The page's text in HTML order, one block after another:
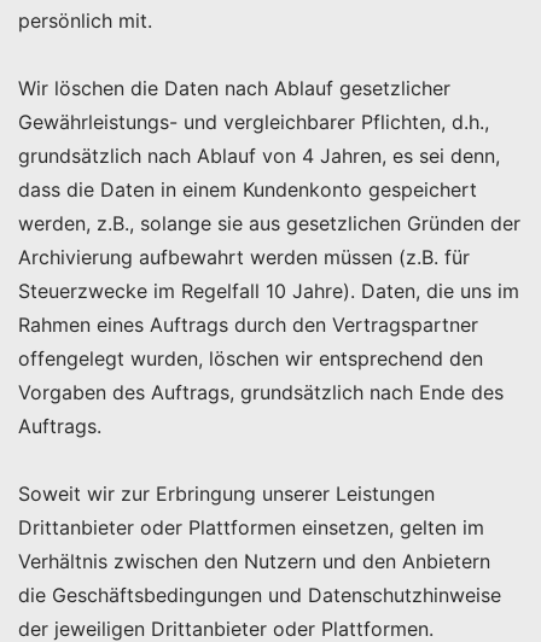
persönlich mit.
Wir löschen die Daten nach Ablauf gesetzlicher
Gewährleistungs- und vergleichbarer Pflichten, d.h.,
grundsätzlich nach Ablauf von 4 Jahren, es sei denn,
dass die Daten in einem Kundenkonto gespeichert
werden, z.B., solange sie aus gesetzlichen Gründen der
Archivierung aufbewahrt werden müssen (z.B. für
Steuerzwecke im Regelfall 10 Jahre). Daten, die uns im
Rahmen eines Auftrags durch den Vertragspartner
offengelegt wurden, löschen wir entsprechend den
Vorgaben des Auftrags, grundsätzlich nach Ende des
Auftrags.
Soweit wir zur Erbringung unserer Leistungen
Drittanbieter oder Plattformen einsetzen, gelten im
Verhältnis zwischen den Nutzern und den Anbietern
die Geschäftsbedingungen und Datenschutzhinweise
der jeweiligen Drittanbieter oder Plattformen.